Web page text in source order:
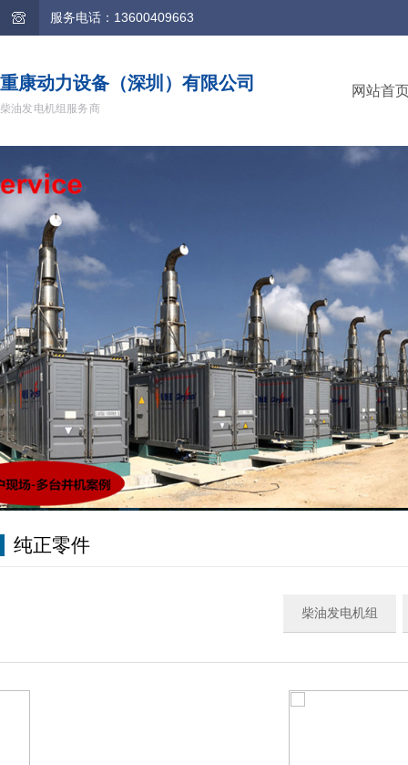
服务电话：13600409663
重康动力设备（深圳）有限公司
柴油发电机组服务商
网站首
纯正零件
柴油发电机组